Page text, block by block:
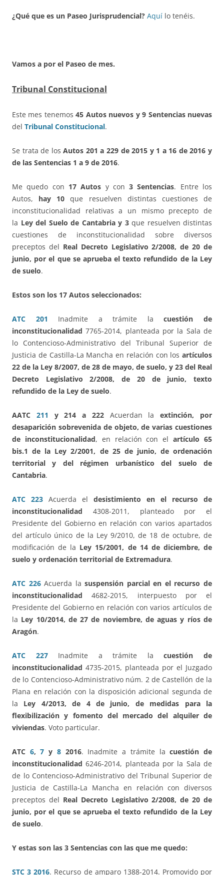
¿Qué que es un Paseo Jurisprudencial? Aquí lo tenéis.
Vamos a por el Paseo de mes.
Tribunal Constitucional
Este mes tenemos45 Autos nuevos y 9 Sentencias nuevas
del Tribunal Constitucional.
Se trata de losAutos 201 a 229 de 2015 y 1 a 16 de 2016 y
de las Sentencias 1 a 9 de 2016.
Me quedo con 17 Autos y con3 Sentencias. Entre los
Autos, hay 10 que resuelven distintas cuestiones de
inconstitucionalidad relativas a un mismo precepto de
la Ley del Suelo de Cantabria y 3 que resuelven distintas
cuestiones de inconstitucionalidad sobre diversos
preceptos del Real Decreto Legislativo 2/2008, de 20 de
junio, por el que se aprueba el texto refundido de la Ley
de suelo.
Estos son los 17 Autos seleccionados:
ATC 201 Inadmite a trámite lacuestión de
inconstitucionalidad 7765-2014, planteada por la Sala de
lo Contencioso-Administrativo del Tribunal Superior de
Justicia de Castilla-La Mancha en relación con los artículos
22 de la Ley 8/2007, de 28 de mayo, de suelo, y 23 del Real
Decreto Legislativo 2/2008, de 20 de junio, texto
refundido de la Ley de suelo.
AATC 211 y 214 a 222 Acuerdan laextinción, por
desaparición sobrevenida de objeto, de varias cuestiones
de inconstitucionalidad, en relación con elartículo 65
bis.1 de la Ley 2/2001, de 25 de junio, de ordenación
territorial y del régimen urbanístico del suelo de
Cantabria.
ATC 223 Acuerda el desistimiento en el recurso de
inconstitucionalidad 4308-2011, planteado por el
Presidente del Gobierno en relación con varios apartados
del artículo único de la Ley 9/2010, de 18 de octubre, de
modificación de la Ley 15/2001, de 14 de diciembre, de
suelo y ordenación territorial de Extremadura.
ATC 226Acuerda lasuspensión parcial en el recurso de
inconstitucionalidad 4682-2015, interpuesto por el
Presidente del Gobierno en relación con varios artículos de
la Ley 10/2014, de 27 de noviembre, de aguas y ríos de
Aragón.
ATC 227Inadmite a trámite lacuestión de
inconstitucionalidad 4735-2015, planteada por el Juzgado
de lo Contencioso-Administrativo núm. 2 de Castellón de la
Plana en relación con la disposición adicional segunda de
la Ley 4/2013, de 4 de junio, de medidas para la
flexibilización y fomento del mercado del alquiler de
viviendas. Voto particular.
ATC 6,7 y 82016. Inadmite a trámite lacuestión de
inconstitucionalidad 6246-2014, planteada por la Sala de
de lo Contencioso-Administrativo del Tribunal Superior de
Justicia de Castilla-La Mancha en relación con diversos
preceptos del Real Decreto Legislativo 2/2008, de 20 de
junio, por el que se aprueba el texto refundido de la Ley
de suelo.
Y estas son las 3 Sentencias con las que me quedo:
STC 3 2016. Recurso de amparo 1388-2014. Promovido por